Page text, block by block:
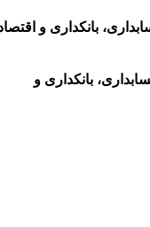
و اقتصاد
بانکداری و